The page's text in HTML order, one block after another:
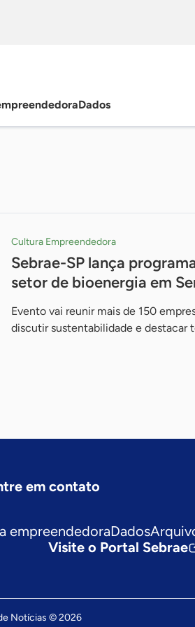
Dados
Cultura Empreendedora
Sebrae-SP lança
setor de bioenergia em
Evento vai reunir mais de 150
discutir sustentabilidade e destacar
em contato
empreendedoraDados
Visite o Portal Sebrae
Notícias © 2026